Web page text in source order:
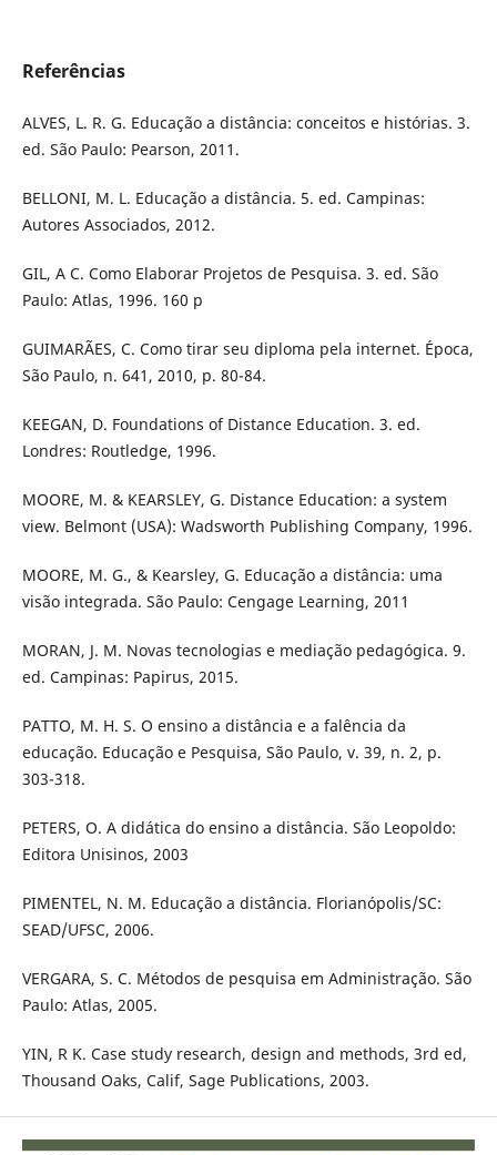
Referências
ALVES, L. R. G. Educação a distância: conceitos e histórias. 3.
ed. São Paulo: Pearson, 2011.
BELLONI, M. L. Educação a distância. 5. ed. Campinas:
Autores Associados, 2012.
GIL, A C. Como Elaborar Projetos de Pesquisa. 3. ed. São
Paulo: Atlas, 1996. 160 p
GUIMARÃES, C. Como tirar seu diploma pela internet. Época,
São Paulo, n. 641, 2010, p. 80-84.
KEEGAN, D. Foundations of Distance Education. 3. ed.
Londres: Routledge, 1996.
MOORE, M. & KEARSLEY, G. Distance Education: a system
view. Belmont (USA): Wadsworth Publishing Company, 1996.
MOORE, M. G., & Kearsley, G. Educação a distância: uma
visão integrada. São Paulo: Cengage Learning, 2011
MORAN, J. M. Novas tecnologias e mediação pedagógica. 9.
ed. Campinas: Papirus, 2015.
PATTO, M. H. S. O ensino a distância e a falência da
educação. Educação e Pesquisa, São Paulo, v. 39, n. 2, p.
303-318.
PETERS, O. A didática do ensino a distância. São Leopoldo:
Editora Unisinos, 2003
PIMENTEL, N. M. Educação a distância. Florianópolis/SC:
SEAD/UFSC, 2006.
VERGARA, S. C. Métodos de pesquisa em Administração. São
Paulo: Atlas, 2005.
YIN, R K. Case study research, design and methods, 3rd ed,
Thousand Oaks, Calif, Sage Publications, 2003.